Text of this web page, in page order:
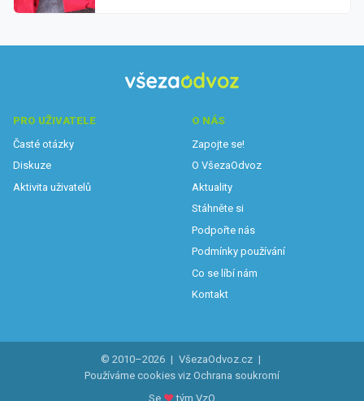
PRO UŽIVATELE
Časté otázky
Diskuze
Aktivita uživatelů
O NÁS
Zapojte se!
O VšezaOdvoz
Aktuality
Stáhněte si
Podpořte nás
Podmínky používání
Co se líbí nám
Kontakt
© 2010–2026 | VšezaOdvoz.cz |
Používáme cookies viz Ochrana soukromí
Se ♥ tým VzO